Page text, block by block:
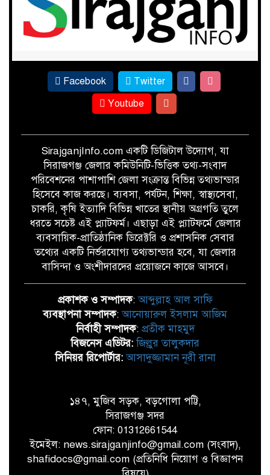
ফের পাটের সুদিন ফিরছে সিরাজগঞ্জে
Facebook
Twitter
Youtube
SirajganjInfo.com একটি ডিজিটাল উদ্যোগ, যা
সিরাজগঞ্জ জেলার কমিউনিটি-ভিত্তিক তথ্য-সংবাদ
পরিবেশনের পাশাপাশি জেলা সংক্রান্ত বিভিন্ন তথ্যভান্ডার
হিসেবে কাজ করছে। ব্যবসা, পর্যটন, শিক্ষা, স্বাস্থ্যসেবা,
চাকরি, কৃষি ইত্যাদি বিভিন্ন খাতের স্থানীয় অগ্রগতি তুলে
ধরতে সচেষ্ট এই প্ল্যাটফর্ম। এছাড়া এই প্ল্যাটফর্মে জেলার
ব্যবসায়িক-প্রাতিষ্ঠানিক ডিরেক্টরি ও প্রশাসনিক সেবার
তথ্যের একটি নির্ভরযোগ্য তথ্যভান্ডার হবে, যা জেলার
বাসিন্দা ও অংশীদারদের প্রয়োজনে কাজে আসবে।
প্রকাশক ও সম্পাদক:আব্দুল্লাহ আল সাফি
ব্যবস্থাপনা সম্পাদক:আনোয়ারুল ইসলাম আজিম
নির্বাহী সম্পাদক: প্রতীক মাহমুদ
বিজনেস এডিটর: জিল্লুর তালুকদার
সিনিয়র রিপোর্টার: আসাদুজ্জামান নূরী রানা
১৪৭, মুজিব সড়ক, বড়গোলা পট্টি,
সিরাজগঞ্জ সদর
ফোন: 01312661544
ইমেইল: news.sirajganjinfo@gmail.com (সংবাদ),
shafidocs@gmail.com (প্রতিনিধি নিয়োগ ও বিজ্ঞাপন